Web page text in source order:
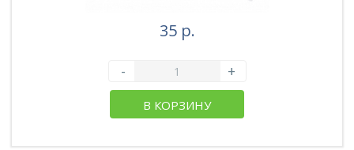
35 р.
- +
В КОРЗИНУ